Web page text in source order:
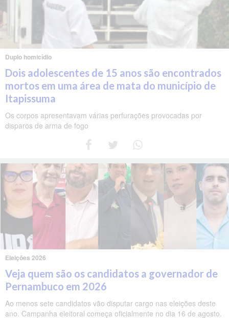
Duplo homicídio
Dois adolescentes de 15 anos são encontrados
mortos em uma área de mata do município de
Itapissuma
Os corpos apresentavam várias perfurações provocadas por
disparos de arma de fogo
Eleições 2026
Veja quem são os candidatos a governador de
Pernambuco em 2026
Ao menos sete candidatos vão disputar cargo nas eleições deste
ano. Campanha eleitoral começa oficialmente no dia 16 de agosto.